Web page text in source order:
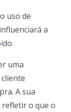
uso de
a
uma
A sua
refletir o que o